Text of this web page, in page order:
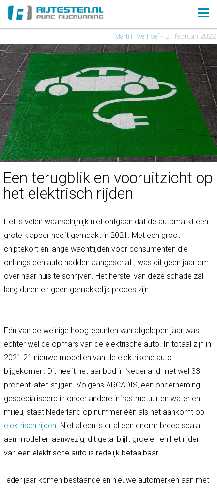
Martijn Verhoef - 21 februari 2022
Een terugblik en vooruitzicht op
het elektrisch rijden
Het is velen waarschijnlijk niet ontgaan dat de automarkt een
grote klapper heeft gemaakt in 2021. Met een groot
chiptekort en lange wachttijden voor consumenten die
onlangs een auto hadden aangeschaft, was dit geen jaar om
over naar huis te schrijven. Het herstel van deze schade zal
lang duren en geen gemakkelijk proces zijn.
Eén van de weinige hoogtepunten van afgelopen jaar was
echter wel de opmars van de elektrische auto. In totaal zijn in
2021 21 nieuwe modellen van de elektrische auto
bijgekomen. Dit heeft het aanbod in Nederland met wel 33
procent laten stijgen. Volgens ARCADIS, een onderneming
gespecialiseerd in onder andere infrastructuur en water en
milieu, staat Nederland op nummer één als het aankomt op
elektrisch rijden . Niet alleen is er al een enorm breed scala
aan modellen aanwezig, dit getal blijft groeien en het rijden
van een elektrische auto is redelijk betaalbaar.
Ieder jaar komen bestaande en nieuwe automerken aan met